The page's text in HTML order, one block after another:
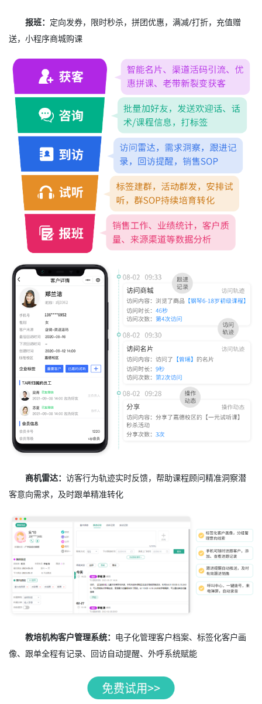
报班： 定向发券，限时秒杀，拼团优惠，满减/打折，充值赠
送，小程序商城购课
商机雷达：访客行为轨迹实时反馈，帮助课程顾问精准洞察潜
客意向需求，及时跟单精准转化
教培机构客户管理系统： 电子化管理客户档案、标签化客户画
像、跟单全程有记录、回访自动提醒、外呼系统赋能